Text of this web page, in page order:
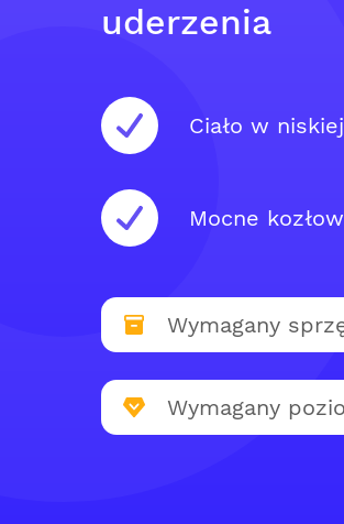
uderzenia
Ciało w
Mocne
Wymagany
Wymagany